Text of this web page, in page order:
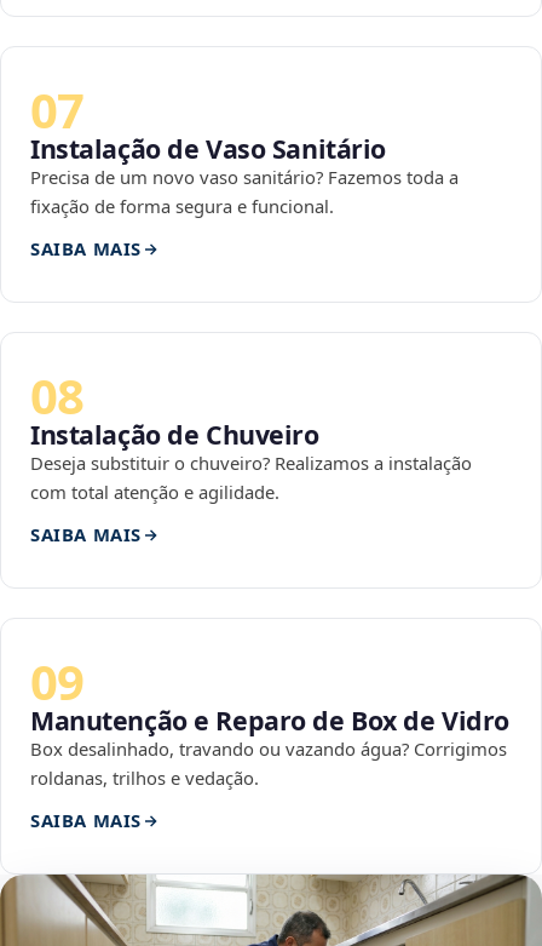
07
Instalação de Vaso Sanitário
Precisa de um novo vaso sanitário? Fazemos toda a
fixação de forma segura e funcional.
SAIBA MAIS
08
Instalação de Chuveiro
Deseja substituir o chuveiro? Realizamos a instalação
com total atenção e agilidade.
SAIBA MAIS
09
Manutenção e Reparo de Box de Vidro
Box desalinhado, travando ou vazando água? Corrigimos
roldanas, trilhos e vedação.
SAIBA MAIS